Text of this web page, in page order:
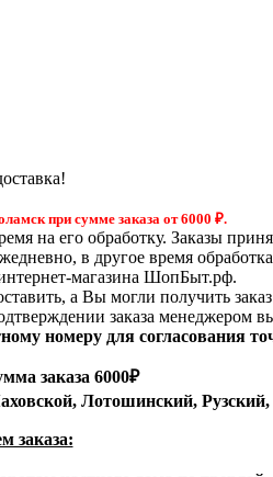
при сумме заказа от 6000 ₽.
на его обработку. Заказы
в другое время
магазина ШопБыт.рф.
а Вы могли получить
заказа менеджером
номеру для согласования
заказа 6000₽
Лотошинский,
заказа: